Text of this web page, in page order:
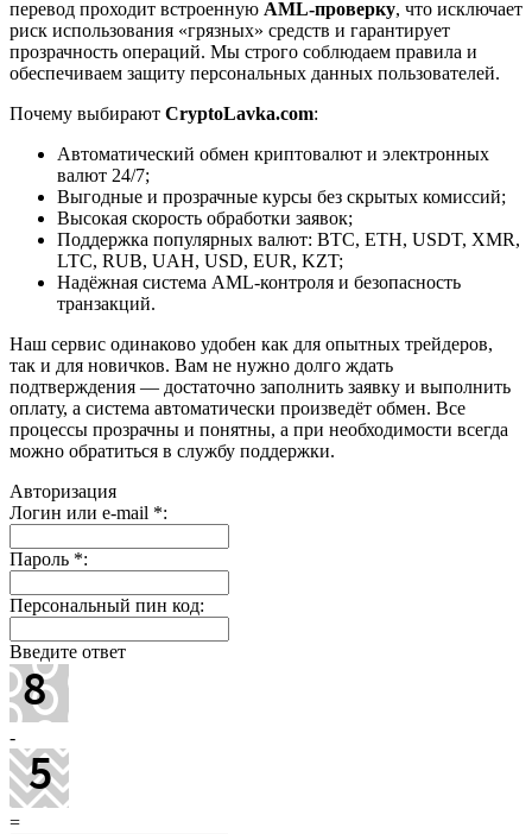
перевод проходит встроенную AML-проверку, что исключает
риск использования «грязных» средств и гарантирует
прозрачность операций. Мы строго соблюдаем правила и
обеспечиваем защиту персональных данных пользователей.
Почему выбирают CryptoLavka.com:
Автоматический обмен криптовалют и электронных
валют 24/7;
Выгодные и прозрачные курсы без скрытых комиссий;
Высокая скорость обработки заявок;
Поддержка популярных валют: BTC, ETH, USDT, XMR,
LTC, RUB, UAH, USD, EUR, KZT;
Надёжная система AML-контроля и безопасность
транзакций.
Наш сервис одинаково удобен как для опытных трейдеров,
так и для новичков. Вам не нужно долго ждать
подтверждения — достаточно заполнить заявку и выполнить
оплату, а система автоматически произведёт обмен. Все
процессы прозрачны и понятны, а при необходимости всегда
можно обратиться в службу поддержки.
Авторизация
Логин или e-mail *:
Пароль *:
Персональный пин код:
Введите ответ
-
=